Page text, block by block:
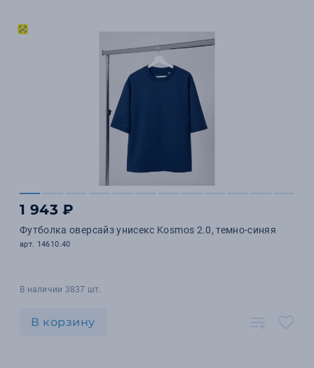
1 943 ₽
Футболка оверсайз унисекс Kosmos 2.0, темно-синяя
арт. 14610.40
В наличии 3837 шт.
В корзину